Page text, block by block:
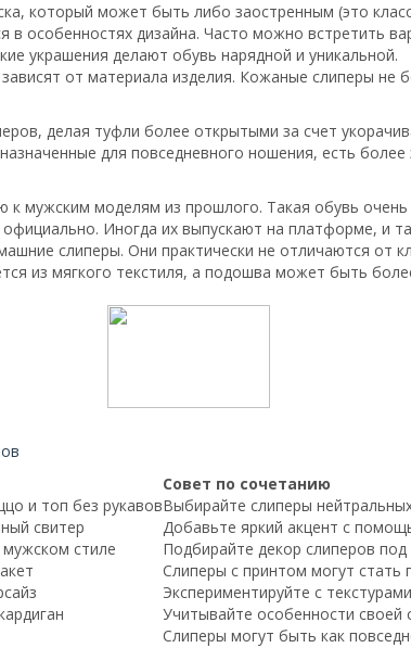
который может быть либо заостренным (это
особенностях дизайна. Часто можно встретить
украшения делают обувь нарядной и уникальной.
от материала изделия. Кожаные слиперы
делая туфли более открытыми за счет
для повседневного ношения, есть
мужским моделям из прошлого. Такая обувь
Иногда их выпускают на платформе, и
слиперы. Они практически не отличаются от
из мягкого текстиля, а подошва может быть
Совет по сочетанию
и топ без рукавовВыбирайте слиперы
свитер
Добавьте яркий акцент с
стиле
Подбирайте декор слиперов
Слиперы с принтом могут стать
Экспериментируйте с
Учитывайте особенности
Слиперы могут быть как